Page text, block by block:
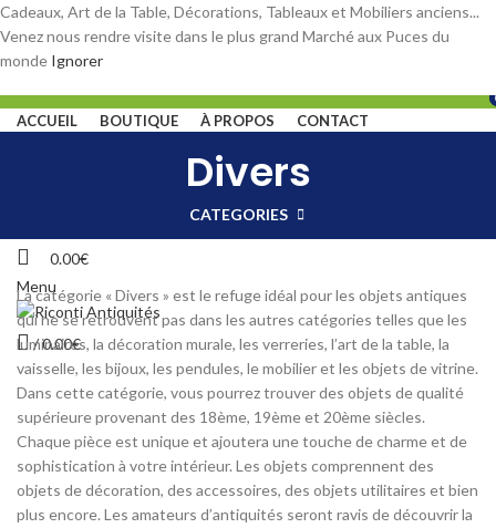
Cadeaux, Art de la Table, Décorations, Tableaux et Mobiliers anciens...
Venez nous rendre visite dans le plus grand Marché aux Puces du
monde Ignorer
ACCUEIL BOUTIQUE À PROPOS CONTACT
0.00€
Menu
/0.00€
Divers
CATEGORIES
La catégorie « Divers » est le refuge idéal pour les objets antiques
qui ne se retrouvent pas dans les autres catégories telles que les
luminaires, la décoration murale, les verreries, l’art de la table, la
vaisselle, les bijoux, les pendules, le mobilier et les objets de vitrine.
Dans cette catégorie, vous pourrez trouver des objets de qualité
supérieure provenant des 18ème, 19ème et 20ème siècles.
Chaque pièce est unique et ajoutera une touche de charme et de
sophistication à votre intérieur. Les objets comprennent des
objets de décoration, des accessoires, des objets utilitaires et bien
plus encore. Les amateurs d’antiquités seront ravis de découvrir la